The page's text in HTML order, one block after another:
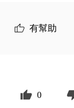
有幫助
0